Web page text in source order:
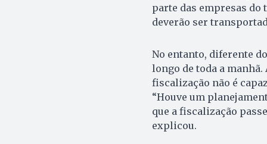
parte das empresas do
deverão ser
No entanto, diferente
longo de toda a
fiscalização não é
“Houve um
que a fiscalização
explicou.